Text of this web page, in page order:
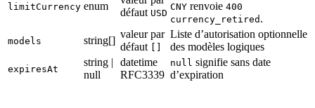
limitCurrency enum
défaut USD
CNY renvoie 400
currency_retired .
models string[]
valeur par
défaut
Liste d’autorisation optionnelle
des modèles logiques
expiresAt
string |
null
datetime
RFC3339
null signifie sans date
d’expiration